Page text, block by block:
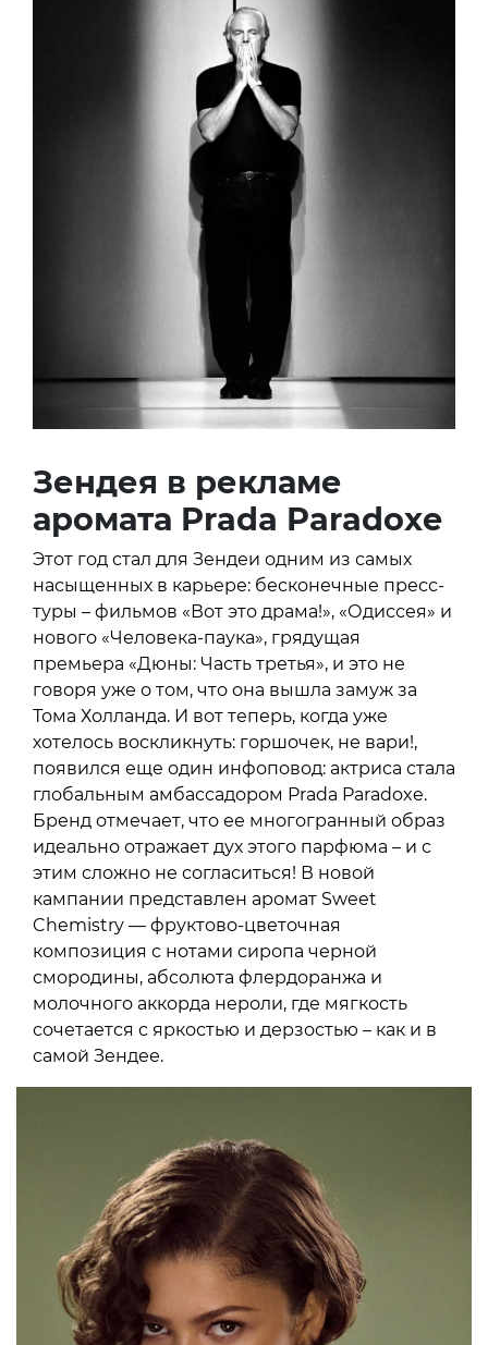
Зендея в рекламе
аромата Prada Paradoxe
Этот год стал для Зендеи одним из самых
насыщенных в карьере: бесконечные пресс-
туры – фильмов «Вот это драма!», «Одиссея» и
нового «Человека-паука», грядущая
премьера «Дюны: Часть третья», и это не
говоря уже о том, что она вышла замуж за
Тома Холланда. И вот теперь, когда уже
хотелось воскликнуть: горшочек, не вари!,
появился еще один инфоповод: актриса стала
глобальным амбассадором Prada Paradoxe.
Бренд отмечает, что ее многогранный образ
идеально отражает дух этого парфюма – и с
этим сложно не согласиться! В новой
кампании представлен аромат Sweet
Chemistry — фруктово-цветочная
композиция с нотами сиропа черной
смородины, абсолюта флердоранжа и
молочного аккорда нероли, где мягкость
сочетается с яркостью и дерзостью – как и в
самой Зендее.